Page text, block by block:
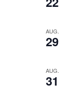
AUG.
29
AUG.
31